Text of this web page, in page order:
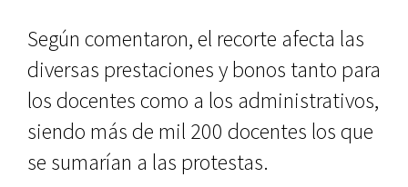
Según comentaron, el recorte afecta las
diversas prestaciones y bonos tanto para
los docentes como a los administrativos,
siendo más de mil 200 docentes los que
se sumarían a las protestas.